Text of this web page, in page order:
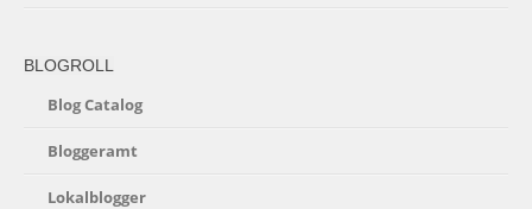
BLOGROLL
Blog Catalog
Bloggeramt
Lokalblogger